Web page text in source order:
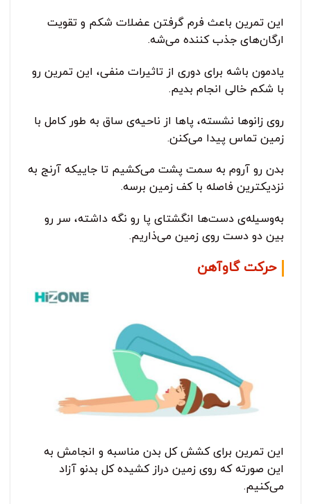
این تمرین باعث فرم گرفتن عضلات شکم و تقویت
ارگان‎‌های جذب کننده می‌شه.
یادمون باشه برای دوری از تاثیرات منفی، این تمرین رو
با شکم خالی انجام بدیم.
روی زانوها نشسته، پاها از ناحیه‌ی ساق به طور کامل با
زمین تماس پیدا می‌کنن.
بدن رو آروم به سمت پشت می‌کشیم تا جاییکه آرنج به
نزدیکترین فاصله با کف زمین برسه.
به‌وسیله‌ی دست‌ها انگشتای پا رو نگه داشته، سر رو
بین دو دست روی زمین می‌ذاریم.
حرکت گاوآهن
این تمرین برای کشش کل بدن مناسبه و انجامش به
این صورته که روی زمین دراز کشیده کل بدنو آزاد
می‌کنیم.